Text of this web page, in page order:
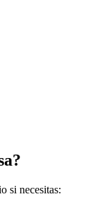
si necesitas: